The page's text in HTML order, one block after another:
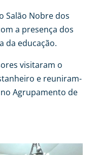
Salão Nobre dos
a presença dos
da educação.
visitaram o
e reuniram-
Agrupamento de